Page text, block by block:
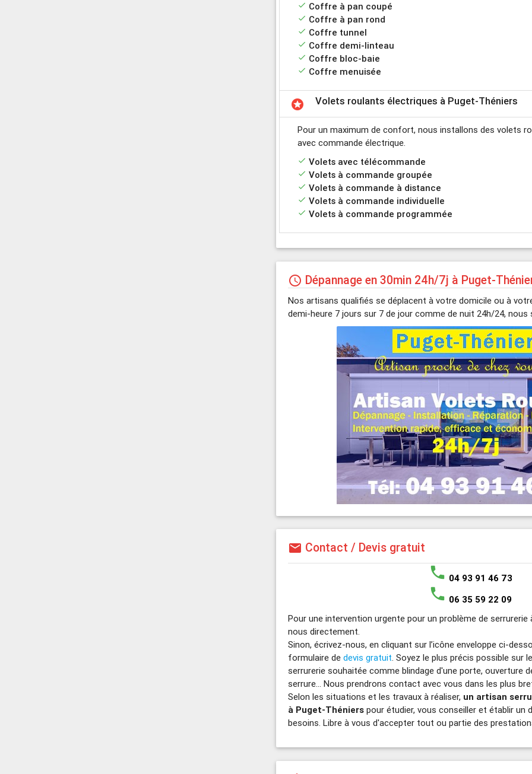
done Coffre à pan coupé
done Coffre à pan rond
done Coffre tunnel
done Coffre demi-linteau
done Coffre bloc-baie
done Coffre menuisée
stars Volets roulants électriques à Puget-Théniers
Pour un maximum de confort, nous installons des volets
avec commande électrique.
done Volets avec télécommande
done Volets à commande groupée
done Volets à commande à distance
done Volets à commande individuelle
done Volets à commande programmée
schedule Dépannage en 30min 24h/7j à Puget-
Nos artisans qualifiés se déplacent à votre domicile ou à
demi-heure 7 jours sur 7 de jour comme de nuit 24h/24, nous
mail Contact / Devis gratuit
phone 04 93 91 46 73
phone 06 35 59 22 09
Pour une intervention urgente pour un problème de serrurerie
nous directement.
Sinon, écrivez-nous, en cliquant sur l’icône enveloppe ci-
formulaire dedevis gratuit. Soyez le plus précis possible sur
serrurerie souhaitée comme blindage d'une porte, ouverture
serrure... Nous prendrons contact avec vous dans les plus
Selon les situations et les travaux à réaliser, un artisan
à Puget-Théniers pour étudier, vous conseiller et établir un
besoins. Libre à vous d'accepter tout ou partie des